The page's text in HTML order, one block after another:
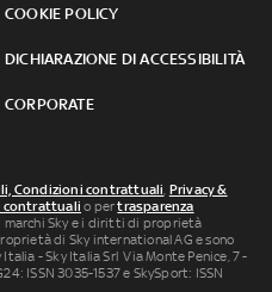
COOKIE POLICY
DICHIARAZIONE DI ACCESSIBILITÀ
CORPORATE
Condizioni contrattuali, Privacy &
contrattuali o pertrasparenza
marchi Sky e i diritti di proprietà
di Sky international AG e sono
- Sky Italia Srl Via Monte Penice, 7 -
ISSN 3035-1537 e SkySport: ISSN